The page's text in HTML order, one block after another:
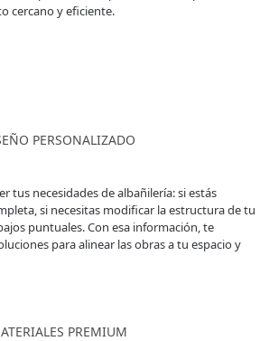
cercano y eficiente.
PERSONALIZADO
tus necesidades de albañilería: si estás
si necesitas modificar la estructura de tu
puntuales. Con esa información, te
para alinear las obras a tu espacio y
PREMIUM